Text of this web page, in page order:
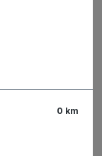
4 am
0 km